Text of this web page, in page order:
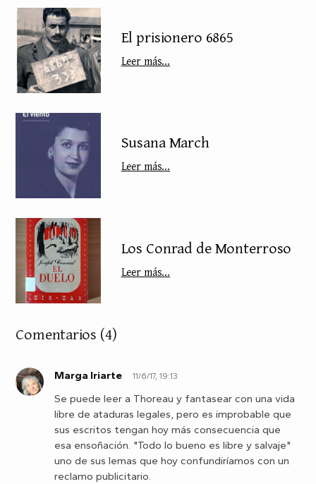
El prisionero 6865
Leer más...
Susana March
Leer más...
Los Conrad de Monterroso
Leer más...
Comentarios (4)
M Marga Iriarte 11/6/17, 19:13
Se puede leer a Thoreau y fantasear con una vida
libre de ataduras legales, pero es improbable que
sus escritos tengan hoy más consecuencia que
esa ensoñación. "Todo lo bueno es libre y salvaje"
uno de sus lemas que hoy confundiríamos con un
reclamo publicitario.